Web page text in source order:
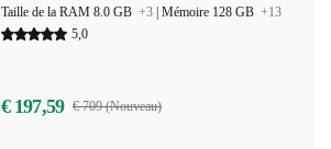
Taille de la RAM 8.0 GB +3 Mémoire 128 GB +13
5,0
€ 197,59 € 709 (Nouveau)